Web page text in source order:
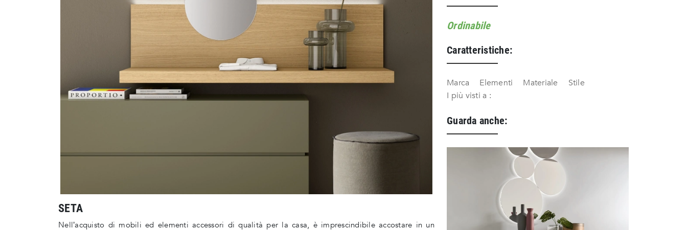
SETA
Nell’acquisto di mobili ed elementi accessori di qualità per la casa, è imprescindibile accostare in un
Ordinabile
Caratteristiche:
Marca Elementi Materiale
Stile
I più visti a :
Guarda anche: